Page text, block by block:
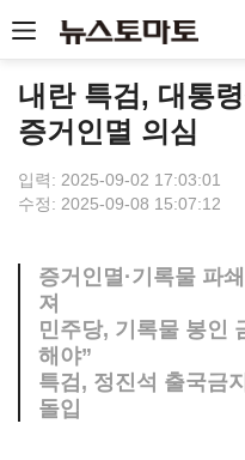
내란 특검, 대통
증거인멸 의심
입력: 2025-09-02 17:03:01
수정: 2025-09-08 15:07:12
증거인멸·기록물 파
져
민주당, 기록물 봉인
해야”
특검, 정진석 출국금
돌입